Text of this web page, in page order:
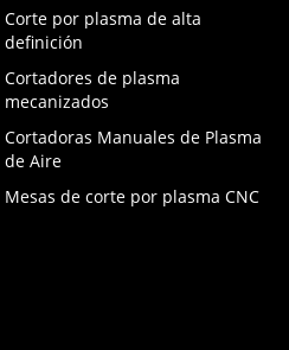
Corte por plasma de alta
definición
Cortadores de plasma
mecanizados
Cortadoras Manuales de Plasma
de Aire
Mesas de corte por plasma CNC